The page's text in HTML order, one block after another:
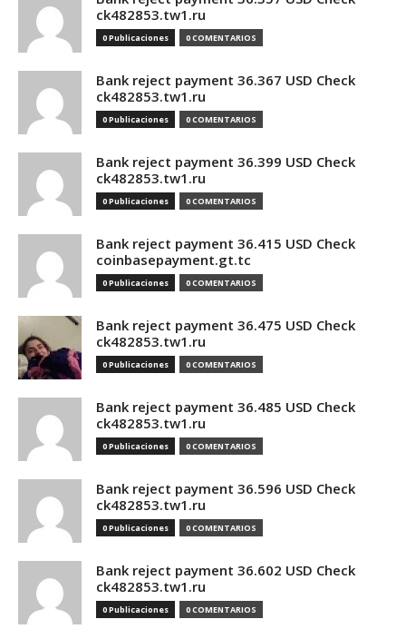
ck482853.tw1.ru
0 Publicaciones 0 COMENTARIOS
Bank reject payment 36.367 USD Check
ck482853.tw1.ru
0 Publicaciones 0 COMENTARIOS
Bank reject payment 36.399 USD Check
ck482853.tw1.ru
0 Publicaciones 0 COMENTARIOS
Bank reject payment 36.415 USD Check
coinbasepayment.gt.tc
0 Publicaciones 0 COMENTARIOS
Bank reject payment 36.475 USD Check
ck482853.tw1.ru
0 Publicaciones 0 COMENTARIOS
Bank reject payment 36.485 USD Check
ck482853.tw1.ru
0 Publicaciones 0 COMENTARIOS
Bank reject payment 36.596 USD Check
ck482853.tw1.ru
0 Publicaciones 0 COMENTARIOS
Bank reject payment 36.602 USD Check
ck482853.tw1.ru
0 Publicaciones 0 COMENTARIOS